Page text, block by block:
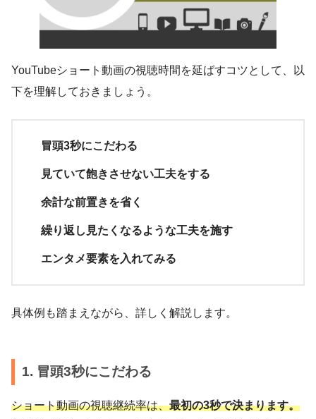
YouTubeショート動画の視聴時間を延ばすコツとして、以
下を理解しておきましょう。
冒頭3秒にこだわる
見ていて飽きさせない工夫をする
余計な前置きを省く
繰り返し見たくなるような工夫を施す
エンタメ要素を入れてみる
具体例も踏まえながら、詳しく解説します。
1. 冒頭3秒にこだわる
ショート動画の視聴継続率は、最初の3秒で決まります。